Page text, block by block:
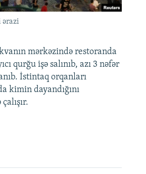
ərazi
mərkəzində restoranda
qurğu işə salınıb, azı 3 nəfər
İstintaq orqanları
kimin dayandığını